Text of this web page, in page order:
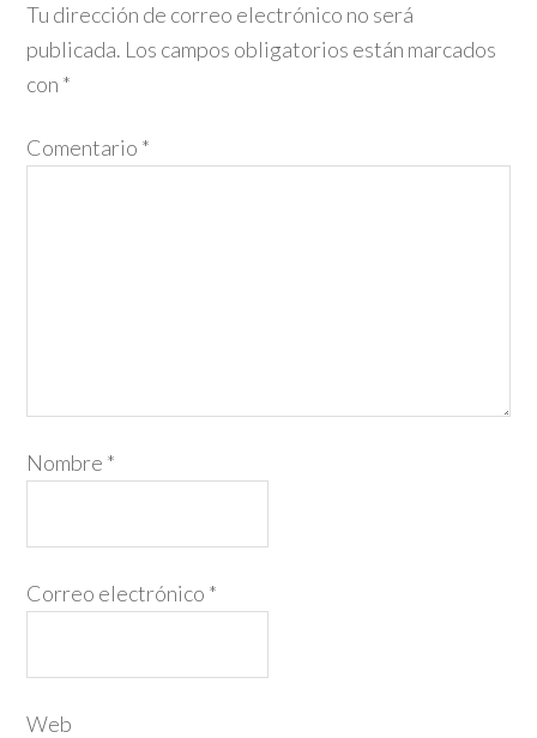
Tu dirección de correo electrónico no será
publicada. Los campos obligatorios están marcados
con *
Comentario *
Nombre *
Correo electrónico *
Web